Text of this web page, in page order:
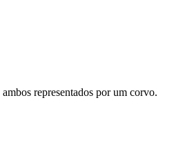
representados por um corvo.